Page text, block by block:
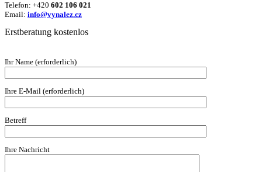
Telefon: +420 602 106 021
Email: info@vynalez.cz
Erstberatung kostenlos
Ihr Name (erforderlich)
Ihre E-Mail (erforderlich)
Betreff
Ihre Nachricht